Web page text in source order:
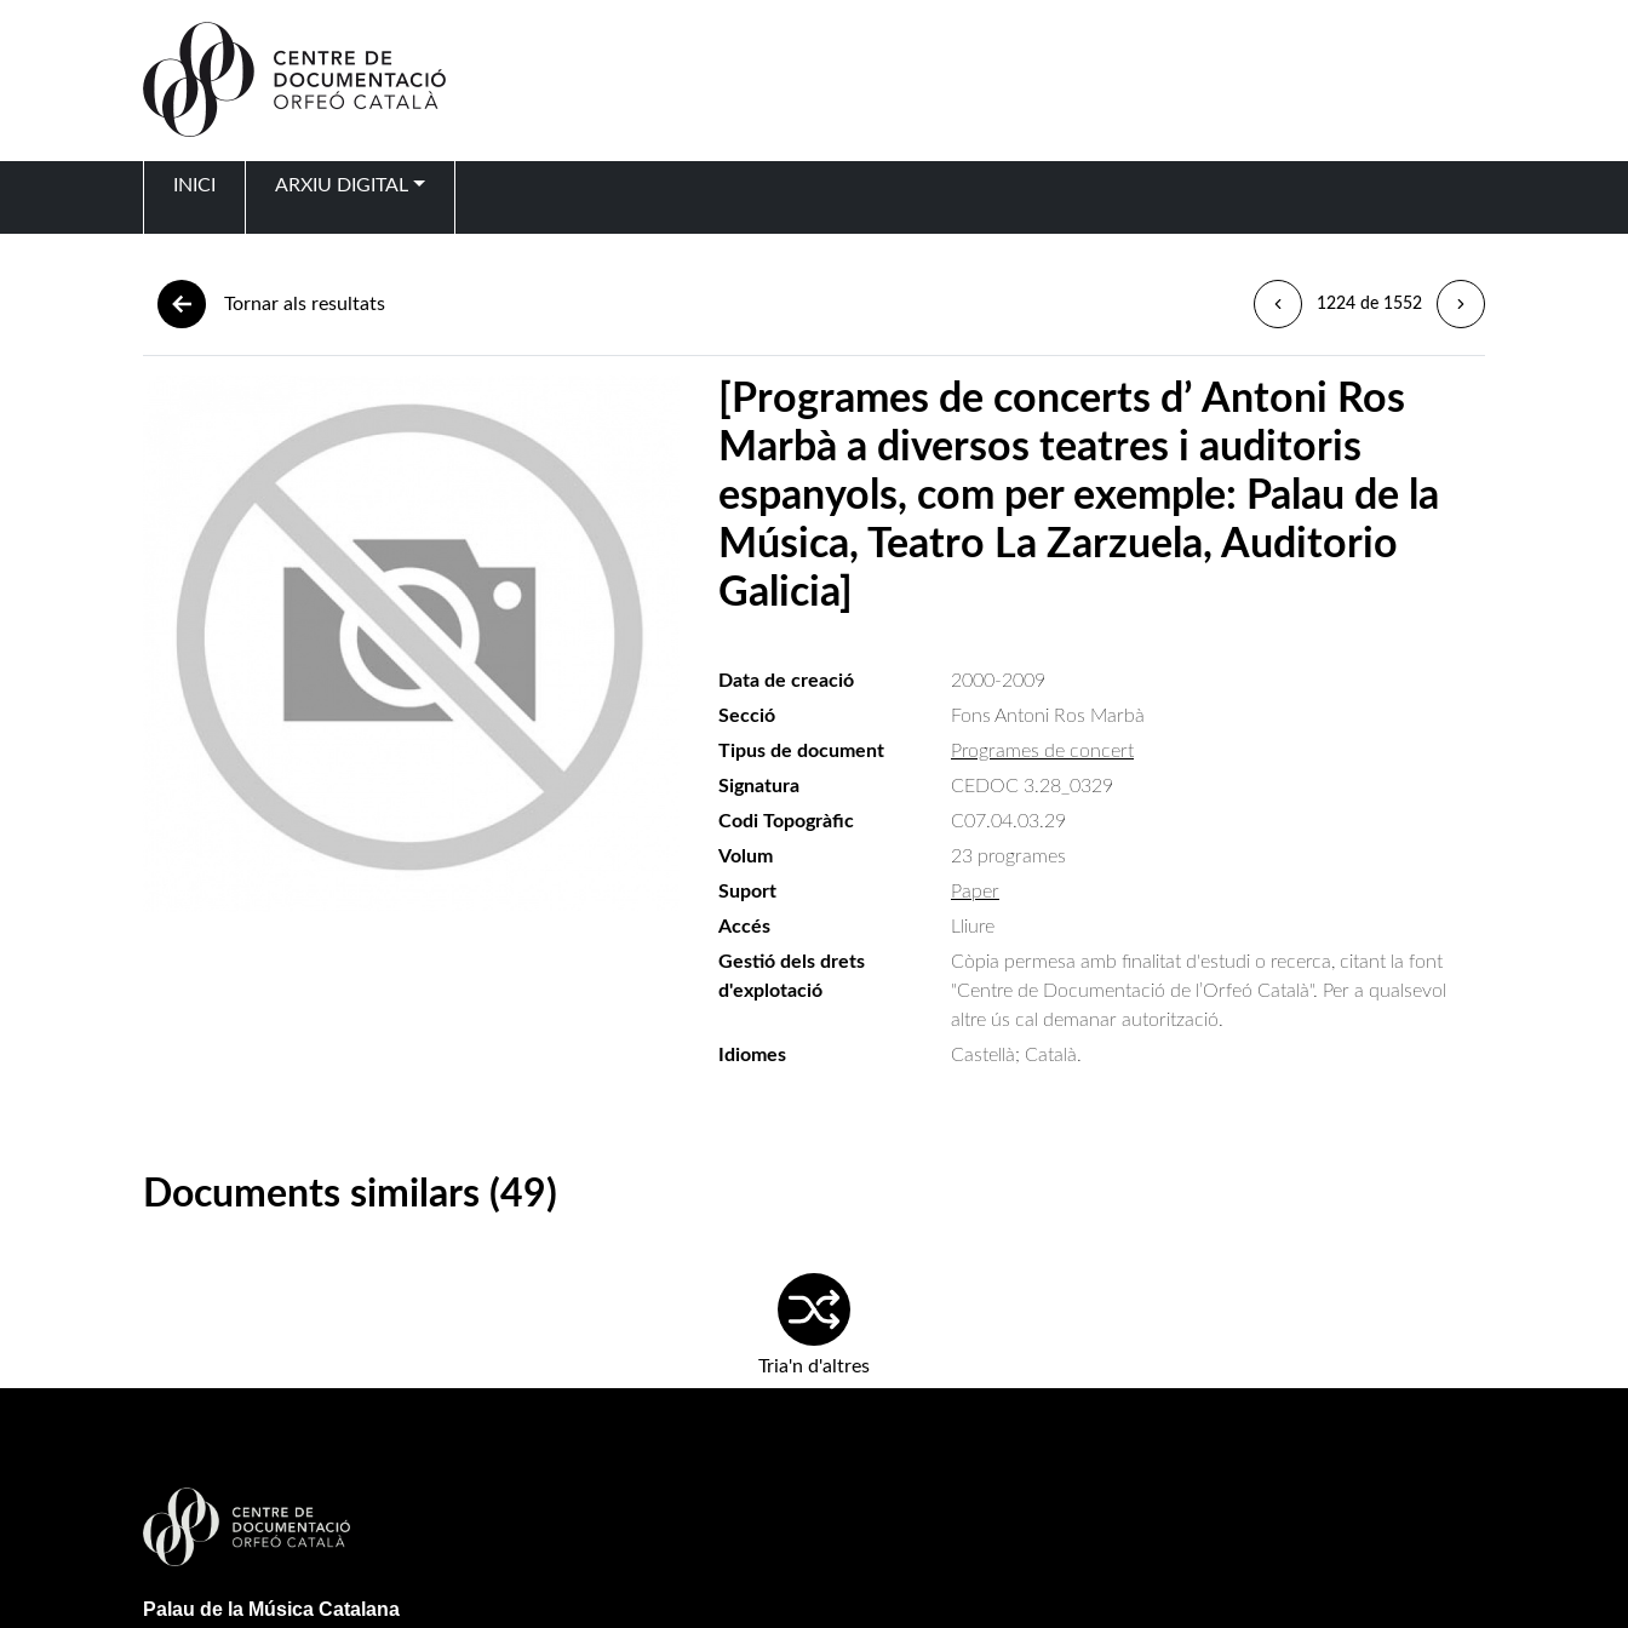
INICI ARXIU DIGITAL
Tornar als resultats 1224 de 1552
[Programes de concerts d’ Antoni Ros
Marbà a diversos teatres i auditoris
espanyols, com per exemple: Palau de la
Música, Teatro La Zarzuela, Auditorio
Galicia]
Data de creació
2000-2009
Secció
Fons Antoni Ros Marbà
Tipus de document
Programes de concert
Signatura
CEDOC 3.28_0329
Codi Topogràfic
C07.04.03.29
Volum
23 programes
Suport
Paper
Accés
Lliure
Gestió dels drets
d'explotació
Còpia permesa amb finalitat d'estudi o recerca, citant la font
"Centre de Documentació de l’Orfeó Català". Per a qualsevol
altre ús cal demanar autorització.
Idiomes
Castellà; Català.
Documents similars (49)
Tria'n d'altres
Palau de la Música Catalana